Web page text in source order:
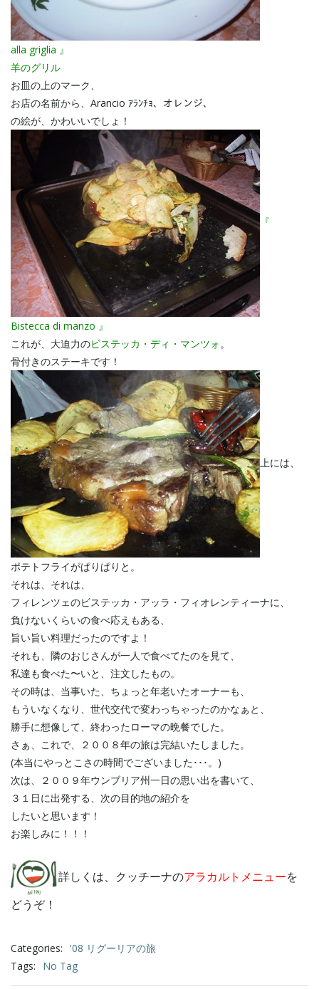
alla griglia 』
羊のグリル
お皿の上のマーク、
お店の名前から、Arancio ｱﾗﾝﾁｮ、オレンジ、
の絵が、かわいいでしょ！
『
Bistecca di manzo 』
これが、大迫力のビステッカ・ディ・マンツォ。
骨付きのステーキです！
上には、
ポテトフライがぱりぱりと。
それは、それは、
フィレンツェのビステッカ・アッラ・フィオレンティーナに、
負けないくらいの食べ応えもある、
旨い旨い料理だったのですよ！
それも、隣のおじさんが一人で食べてたのを見て、
私達も食べた〜いと、注文したもの。
その時は、当事いた、ちょっと年老いたオーナーも、
もういなくなり、世代交代で変わっちゃったのかなぁと、
勝手に想像して、終わったローマの晩餐でした。
さぁ、これで、２００８年の旅は完結いたしました。
(本当にやっとこさの時間でございました･･･。)
次は、２００９年ウンブリア州一日の思い出を書いて、
３１日に出発する、次の目的地の紹介を
したいと思います！
お楽しみに！！！
詳しくは、クッチーナのアラカルトメニューを
どうぞ！
Categories:
'08 リグーリアの旅
Tags:
No Tag